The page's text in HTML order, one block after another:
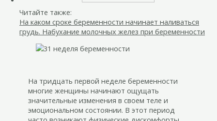
Читайте также:
На каком сроке беременности начинает наливаться
грудь. Набухание молочных желез при беременности
На тридцать первой неделе беременности
многие женщины начинают ощущать
значительные изменения в своем теле и
эмоциональном состоянии. В этот период